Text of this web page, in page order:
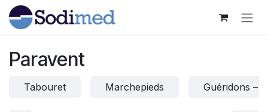
Se rendre au contenu
Paravent
Tabouret Marchepieds Guéridons –